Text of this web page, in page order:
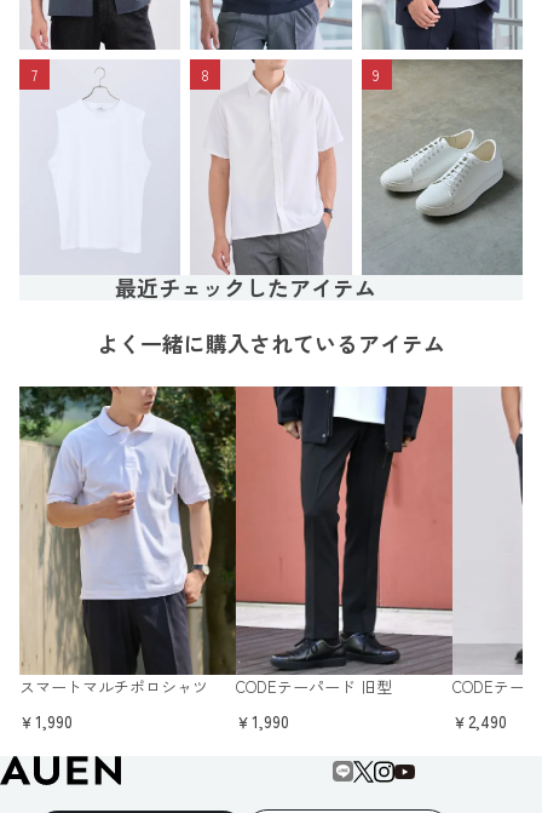
7 8 9
最近チェックしたアイテム
よく一緒に購入されているアイテム
スマートマルチポロシャツ
￥1,990
CODEテーパード 旧型
￥1,990
CODEテー
￥2,490